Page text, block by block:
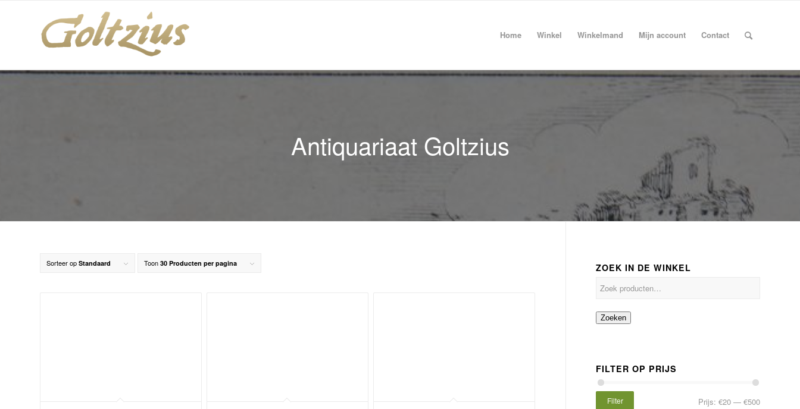
Home Winkel Winkelmand Mijn account Contact
Antiquariaat Goltzius
Sorteer op Standaard Toon 30 Producten per pagina ZOEK IN DE WINKEL
Zoeken
FILTER OP PRIJS
Filter Prijs: €20 — €500